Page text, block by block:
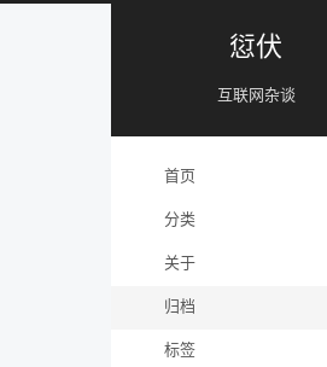
愆伏
互联网杂谈
首页
分类
关于
归档
标签